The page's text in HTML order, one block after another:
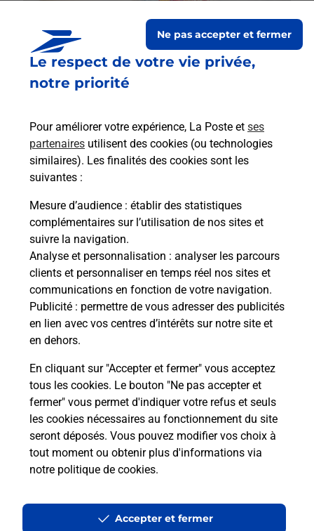
Le respect de votre vie privée,
notre priorité
Pour améliorer votre expérience, La Poste et ses
partenaires utilisent des cookies (ou technologies
similaires). Les finalités des cookies sont les
suivantes :
Mesure d’audience : établir des statistiques
complémentaires sur l’utilisation de nos sites et
suivre la navigation.
Analyse et personnalisation : analyser les parcours
clients et personnaliser en temps réel nos sites et
communications en fonction de votre navigation.
Publicité : permettre de vous adresser des publicités
en lien avec vos centres d’intérêts sur notre site et
en dehors.
En cliquant sur "Accepter et fermer" vous acceptez
tous les cookies. Le bouton "Ne pas accepter et
fermer" vous permet d'indiquer votre refus et seuls
les cookies nécessaires au fonctionnement du site
seront déposés. Vous pouvez modifier vos choix à
tout moment ou obtenir plus d'informations via
notre politique de cookies.
Ne pas accepter et fermer
Accepter et fermer
Boîte aux lettres La Poste
282 Rue De Normandie
50400 Yquelon
Le lien s'ouvre dans un nouvel onglet
Boîte aux Lettres La Poste
Prochaine collecte du courriersamedi à 09h00
1 Rue Du 8 Juin 1944
50400 Yquelon
Le lien s'ouvre dans un nouvel onglet
Localiser Liste Boîtes aux lettres Manche Yquelon
Accessibilité : partiellement conforme